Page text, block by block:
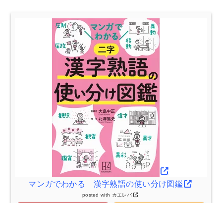
マンガでわかる 漢字熟語の使い分け図鑑
posted with カエレバ